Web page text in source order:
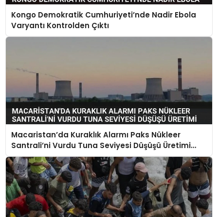
Kongo Demokratik Cumhuriyeti’nde Nadir Ebola
Varyantı Kontrolden Çıktı
Macaristan’da Kuraklık Alarmı Paks Nükleer
Santrali’ni Vurdu Tuna Seviyesi Düşüşü Üretimi
Durdurdu